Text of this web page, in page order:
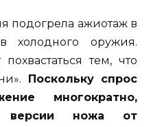
подогрела ажиотаж в
холодного оружия.
тем, что
Поскольку спрос
многократно,
версии ножа от